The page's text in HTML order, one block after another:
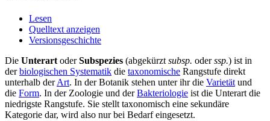
Lesen
Quelltext anzeigen
Versionsgeschichte
Die Unterart oderSubspezies (abgekürzt subsp. oderssp.) ist in
derbiologischen Systematik die taxonomische Rangstufe direkt
unterhalb derArt. In der Botanik stehen unter ihr die Varietät und
die Form. In der Zoologie und derBakteriologie ist die Unterart die
niedrigste Rangstufe. Sie stellt taxonomisch eine sekundäre
Kategorie dar, wird also nur bei Bedarf eingesetzt.